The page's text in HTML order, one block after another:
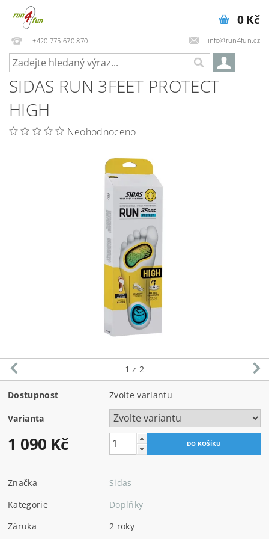
+420 775 670 870 info@run4fun.cz
0 Kč
SIDAS RUN 3FEET PROTECT
HIGH
Neohodnoceno
1 z 2
Dostupnost Zvolte variantu
Varianta
1 090 Kč
Značka
Sidas
Kategorie
Doplňky
Záruka
2 roky